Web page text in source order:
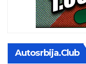
Autosrbija.club